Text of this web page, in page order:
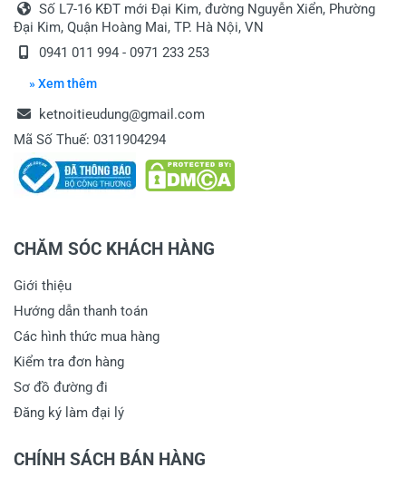
Số L7-16 KĐT mới Đại Kim, đường Nguyễn Xiển, Phường
Đại Kim, Quận Hoàng Mai, TP. Hà Nội, VN
0941 011 994 - 0971 233 253
» Xem thêm
ketnoitieudung@gmail.com
Mã Số Thuế: 0311904294
CHĂM SÓC KHÁCH HÀNG
Giới thiệu
Hướng dẫn thanh toán
Các hình thức mua hàng
Kiểm tra đơn hàng
Sơ đồ đường đi
Đăng ký làm đại lý
CHÍNH SÁCH BÁN HÀNG